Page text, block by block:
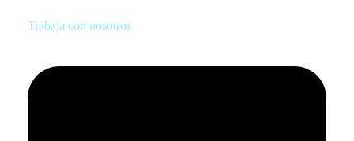
Trabaja con nosotros